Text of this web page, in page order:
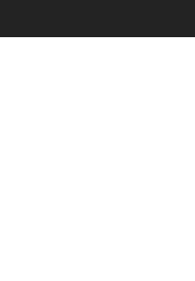
основному